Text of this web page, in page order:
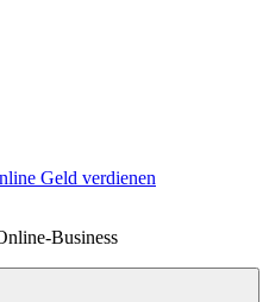
Geld verdienen
Business